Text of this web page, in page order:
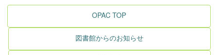
OPAC TOP
図書館からのお知らせ